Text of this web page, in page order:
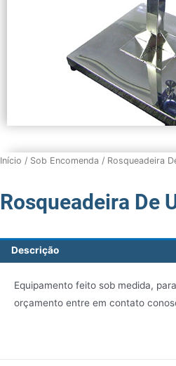
Início / Sob Encomenda / Rosqueadeira
Rosqueadeira De
Descrição
Equipamento feito sob medida,
orçamento entre em contato